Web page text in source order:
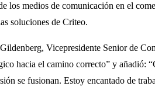
los medios de comunicación en el
soluciones de Criteo.
Vicepresidente Senior de
hacia el camino correcto” y añadió:
se fusionan. Estoy encantado de